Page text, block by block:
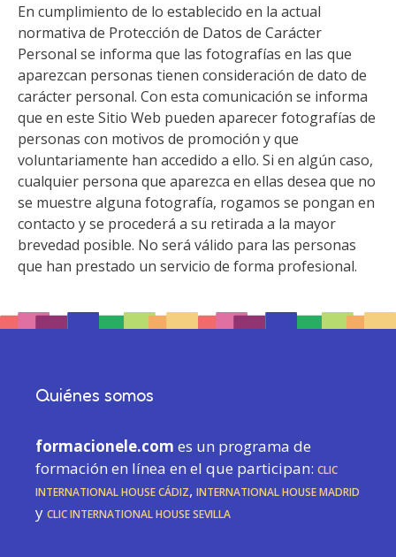
En cumplimiento de lo establecido en la actual
normativa de Protección de Datos de Carácter
Personal se informa que las fotografías en las que
aparezcan personas tienen consideración de dato de
carácter personal. Con esta comunicación se informa
que en este Sitio Web pueden aparecer fotografías de
personas con motivos de promoción y que
voluntariamente han accedido a ello. Si en algún caso,
cualquier persona que aparezca en ellas desea que no
se muestre alguna fotografía, rogamos se pongan en
contacto y se procederá a su retirada a la mayor
brevedad posible. No será válido para las personas
que han prestado un servicio de forma profesional.
Quiénes somos
formacionele.com es un programa de
formación en línea en el que participan: CLIC
International House Cádiz, International House Madrid
yCLIC International House Sevilla